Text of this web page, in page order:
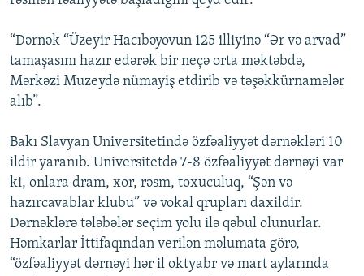
“Dərnək “Üzeyir Hacıbəyovun 125 illiyinə “Ər və arvad”
tamaşasını hazır edərək bir neçə orta məktəbdə,
Mərkəzi Muzeydə nümayiş etdirib və təşəkkürnamələr
alıb”.
Bakı Slavyan Universitetində özfəaliyyət dərnəkləri 10
ildir yaranıb. Universitetdə 7-8 özfəaliyyət dərnəyi var
ki, onlara dram, xor, rəsm, toxuculuq, “Şən və
hazırcavablar klubu” və vokal qrupları daxildir.
Dərnəklərə tələbələr seçim yolu ilə qəbul olunurlar.
Həmkarlar İttifaqından verilən məlumata görə,
“özfəaliyyət dərnəyi hər il oktyabr və mart aylarında